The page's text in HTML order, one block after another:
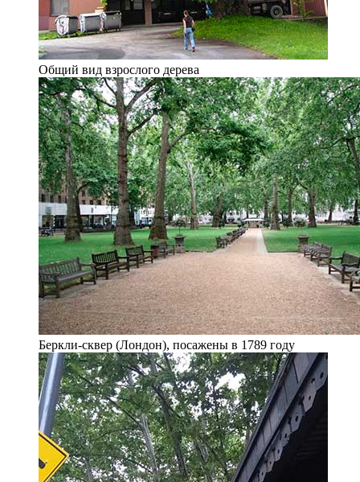
Общий вид взрослого дерева
Беркли-сквер (Лондон), посажены в 1789 году